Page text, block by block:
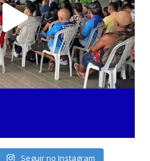
Seguir no Instagram